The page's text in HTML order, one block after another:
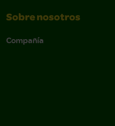
Sobre nosotros
Compañía